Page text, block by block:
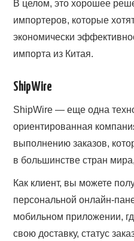
В целом, это хорошее
импортеров, которые
экономически
импорта из Китая.
ShipWire
ShipWire — еще одна
ориентированная
выполнению заказов,
в большинстве стран
Как клиент, вы можете
персональной онлайн-
мобильном приложении,
свою доставку, статус